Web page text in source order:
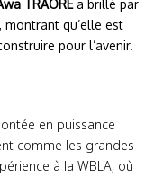
TRAOREa brillé par
qu’elle est
pour l’avenir.
en puissance
comme les grandes
à la WBLA, où